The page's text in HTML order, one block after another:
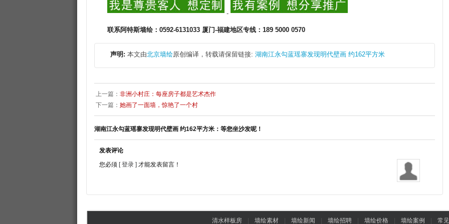
-
联系阿特斯墙绘：0592-6131033 厦门-福建地区专线：189 5000 0570
声明: 本文由北京墙绘原创编译，转载请保留链接: 湖南江永勾蓝瑶寨发现明代壁画 约162平方米
上一篇： 非洲小村庄：每座房子都是艺术杰作
下一篇： 她画了一面墙，惊艳了一个村
湖南江永勾蓝瑶寨发现明代壁画 约162平方米：等您坐沙发呢！
发表评论
您必须 [ 登录 ] 才能发表留言！
清水样板房 墙绘素材 墙绘新闻 墙绘招聘 墙绘价格 墙绘案例 常